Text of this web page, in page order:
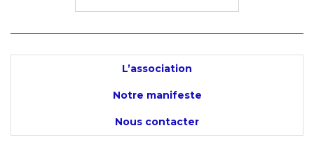
L’association
Notre manifeste
Nous contacter